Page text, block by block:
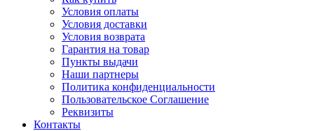
Условия оплаты
Условия доставки
Условия возврата
Гарантия на товар
Пункты выдачи
Наши партнеры
Политика конфиденциальности
Пользовательское Соглашение
Реквизиты
Контакты